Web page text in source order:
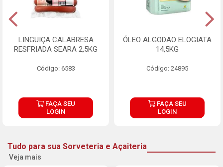
LINGUIÇA CALABRESA
RESFRIADA SEARA 2,5KG
Código: 6583
FAÇA SEU
LOGIN
ÓLEO ALGODAO ELOGIATA
14,5KG
Código: 24895
FAÇA SEU
LOGIN
Tudo para sua Sorveteria e Açaiteria
Veja mais